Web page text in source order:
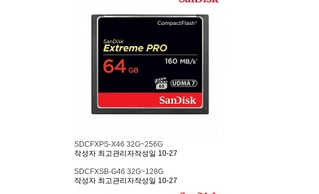
SDCFXPS-X46 32G~256G
작성자 최고관리자작성일 10-27
SDCFXSB-G46 32G~128G
작성자 최고관리자작성일 10-27